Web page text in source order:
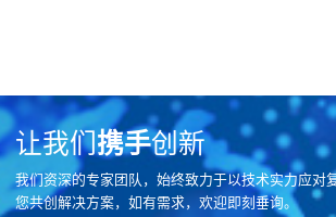
让我们携手创新
我们资深的专家团队，始终致力于以技术实力应对
您共创解决方案，如有需求，欢迎即刻垂询。